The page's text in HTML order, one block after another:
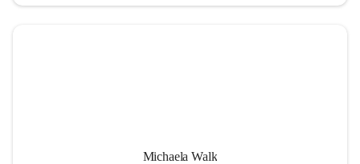
Michaela Walk